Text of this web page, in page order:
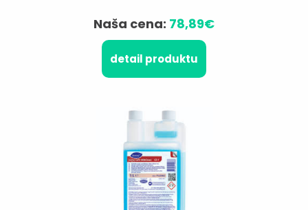
Naša cena: 78,89€
detail produktu